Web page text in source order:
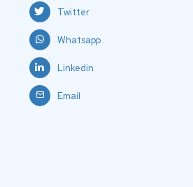
Twitter
Whatsapp
Linkedin
Email